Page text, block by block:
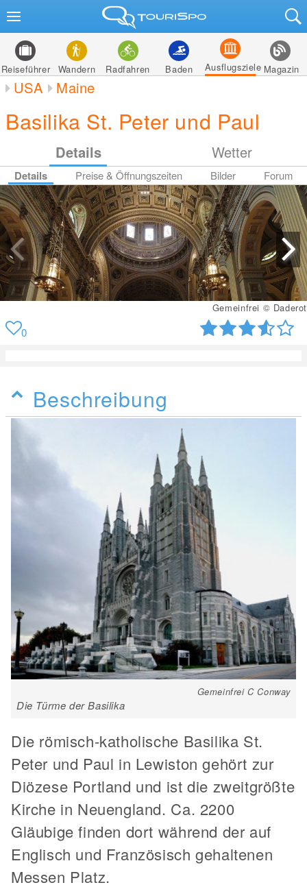
Reiseführer Wandern Radfahren Baden Ausflugsziele Magazin
USA Maine
Basilika St. Peter und Paul
Details Wetter
Details Preise & Öffnungszeiten Bilder Forum
Gemeinfrei © Daderot
0
Beschreibung
Gemeinfrei C Conway
Die Türme der Basilika
Die römisch-katholische Basilika St.
Peter und Paul in Lewiston gehört zur
Diözese Portland und ist die zweitgrößte
Kirche in Neuengland. Ca. 2200
Gläubige finden dort während der auf
Englisch und Französisch gehaltenen
Messen Platz.